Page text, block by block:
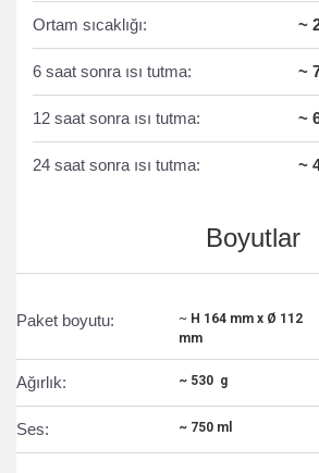
Ortam sıcaklığı: ~
6 saat sonra ısı tutma: ~
12 saat sonra ısı tutma: ~
24 saat sonra ısı tutma: ~
Boyutlar
Paket boyutu: ~ H 164 mm x Ø 112
mm
Ağırlık: ~ 530 g
Ses: ~ 750 ml